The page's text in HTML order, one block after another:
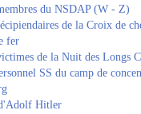
du NSDAP (W - Z)
de la Croix de
fer
de la Nuit des Longs
SS du camp de
Hitler